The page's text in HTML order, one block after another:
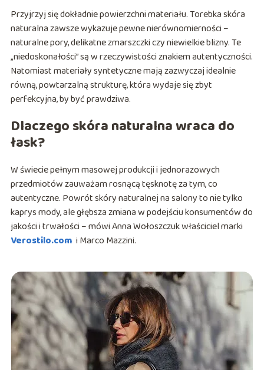
Przyjrzyj się dokładnie powierzchni materiału. Torebka skóra
naturalna zawsze wykazuje pewne nierównomierności –
naturalne pory, delikatne zmarszczki czy niewielkie blizny. Te
„niedoskonałości” są w rzeczywistości znakiem autentyczności.
Natomiast materiały syntetyczne mają zazwyczaj idealnie
równą, powtarzalną strukturę, która wydaje się zbyt
perfekcyjna, by być prawdziwa.
Dlaczego skóra naturalna wraca do
łask?
W świecie pełnym masowej produkcji i jednorazowych
przedmiotów zauważam rosnącą tęsknotę za tym, co
autentyczne. Powrót skóry naturalnej na salony to nie tylko
kaprys mody, ale głębsza zmiana w podejściu konsumentów do
jakości i trwałości – mówi Anna Wołoszczuk właściciel marki
Verostilo.com i Marco Mazzini.